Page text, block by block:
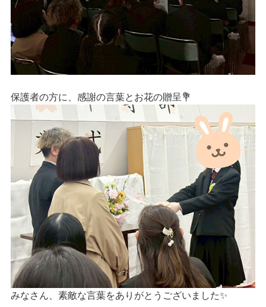
保護者の方に、感謝の言葉とお花の贈呈💐
みなさん、素敵な言葉をありがとうございました✨